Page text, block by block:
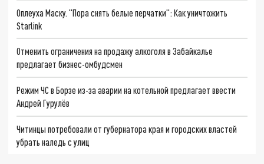
Оплеуха Маску. "Пора снять белые перчатки": Как уничтожить
Starlink
Отменить ограничения на продажу алкоголя в Забайкалье
предлагает бизнес-омбудсмен
Режим ЧС в Борзе из-за аварии на котельной предлагает ввести
Андрей Гурулёв
Читинцы потребовали от губернатора края и городских властей
убрать наледь с улиц